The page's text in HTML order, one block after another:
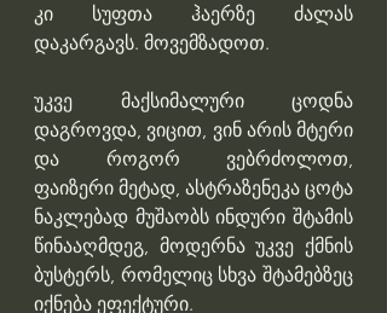
კი სუფთა ჰაერზე ძალას
დაკარგავს. მოვემზადოთ.
უკვე მაქსიმალური ცოდნა
დაგროვდა, ვიცით, ვინ არის მტერი
და როგორ ვებრძოლოთ,
ფაიზერი მეტად, ასტრაზენეკა ცოტა
ნაკლებად მუშაობს ინდური შტამის
წინააღმდეგ, მოდერნა უკვე ქმნის
ბუსტერს, რომელიც სხვა შტამებზეც
იქნება ეფექტური.